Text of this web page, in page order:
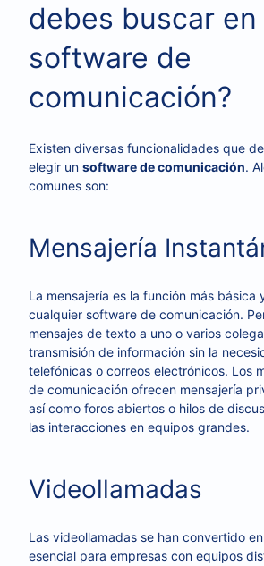
debes buscar en
software de
comunicación?
Existen diversas funcionalidades que
elegir un software de comunicación.
comunes son:
Mensajería
La mensajería es la función más básica
cualquier software de comunicación.
mensajes de texto a uno o varios
transmisión de información sin la
telefónicas o correos electrónicos. Los
de comunicación ofrecen mensajería
así como foros abiertos o hilos de
las interacciones en equipos grandes.
Videollamadas
Las videollamadas se han convertido
esencial para empresas con equipos